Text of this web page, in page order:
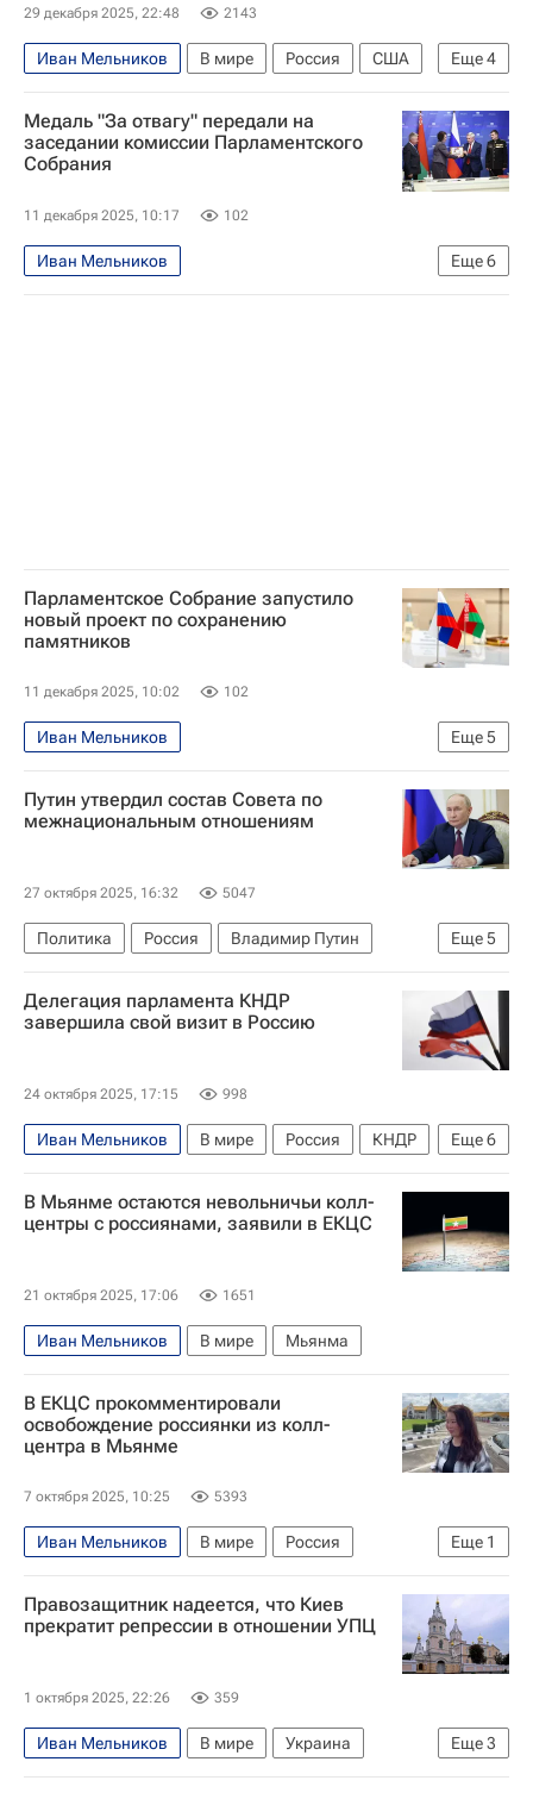
29 декабря 2025, 22:48 2143
Еще4
Иван Мельников В мире Россия
США
Новгородская область
Владимир Путин
Сергей Лавров
Госдума РФ
Медаль "За отвагу" передали на
заседании комиссии Парламентского
Собрания
11 декабря 2025, 10:17 102
Еще6
Иван Мельников
Парламентское Собрание Союза Беларуси и России
Парламентское Собрание запустило
новый проект по сохранению
памятников
11 декабря 2025, 10:02 102
Еще5
Иван Мельников
Парламентское Собрание Союза Беларуси и России
В мире
Россия
Москва
Путин утвердил состав Совета по
межнациональным отношениям
27 октября 2025, 16:32 5047
Еще5
Политика Россия
Владимир Путин
Игорь Баринов
Магомедсалам Магомедов
Делегация парламента КНДР
завершила свой визит в Россию
24 октября 2025, 17:15 998
Еще6
Иван Мельников В мире Россия
КНДР
Пхеньян
Инна Святенко
Андрей Руденко
Госдума РФ
Совет Федерации РФ ООН
В Мьянме остаются невольничьи колл-
центры с россиянами, заявили в ЕКЦС
21 октября 2025, 17:06 1651
Иван Мельников В мире Мьянма
В ЕКЦС прокомментировали
освобождение россиянки из колл-
центра в Мьянме
7 октября 2025, 10:25 5393
Еще 1
Иван Мельников В мире
Россия
Мьянма
Правозащитник надеется, что Киев
прекратит репрессии в отношении УПЦ
1 октября 2025, 22:26 359
Еще3
Иван Мельников В мире
Украина
Украинская православная церковь
ООН